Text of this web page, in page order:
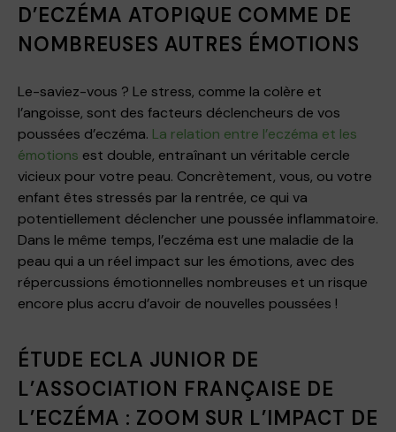
D’ECZÉMA ATOPIQUE COMME DE
NOMBREUSES AUTRES ÉMOTIONS
Le-saviez-vous ? Le stress, comme la colère et
l’angoisse, sont des facteurs déclencheurs de vos
poussées d’eczéma. La relation entre l’eczéma et les
émotions est double, entraînant un véritable cercle
vicieux pour votre peau. Concrètement, vous, ou votre
enfant êtes stressés par la rentrée, ce qui va
potentiellement déclencher une poussée inflammatoire.
Dans le même temps, l’eczéma est une maladie de la
peau qui a un réel impact sur les émotions, avec des
répercussions émotionnelles nombreuses et un risque
encore plus accru d’avoir de nouvelles poussées !
ÉTUDE ECLA JUNIOR DE
L’ASSOCIATION FRANÇAISE DE
L’ECZÉMA : ZOOM SUR L’IMPACT DE